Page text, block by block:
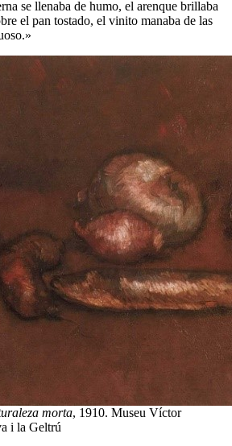
se llenaba de humo, el arenque brillaba
el pan tostado, el vinito manaba de las
morta, 1910. Museu Víctor
i la Geltrú